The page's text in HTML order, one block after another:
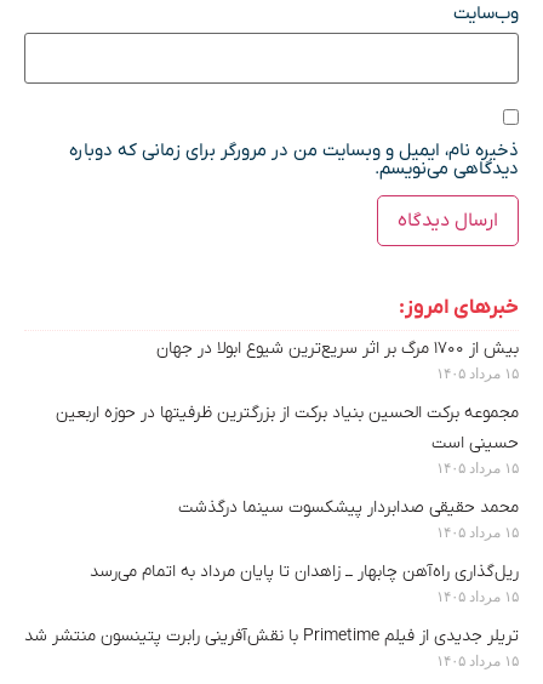
وب‌سایت
ذخیره نام، ایمیل و وبسایت من در مرورگر برای زمانی که دوباره
دیدگاهی می‌نویسم.
خبرهای امروز:
بیش از ۱۷۰۰ مرگ بر اثر سریع‌ترین شیوع ابولا در جهان
۱۵ مرداد ۱۴۰۵
مجموعه برکت الحسین بنیاد برکت از بزرگترین ظرفیتها در حوزه اربعین
حسینی است
۱۵ مرداد ۱۴۰۵
محمد حقیقی صدابردار پیشکسوت سینما درگذشت
۱۵ مرداد ۱۴۰۵
ریل‌گذاری راه‌آهن چابهار ــ زاهدان تا پایان مرداد به اتمام می‌رسد
۱۵ مرداد ۱۴۰۵
تریلر جدیدی از فیلم Primetime با نقش‌آفرینی رابرت پتینسون منتشر شد
۱۵ مرداد ۱۴۰۵